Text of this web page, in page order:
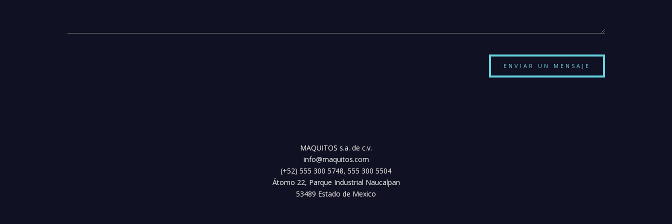
ENVIAR UN MENSAJE
MAQUITOS s.a. de c.v.
info@maquitos.com
(+52) 555 300 5748, 555 300 5504
Átomo 22, Parque Industrial Naucalpan
53489 Estado de Mexico